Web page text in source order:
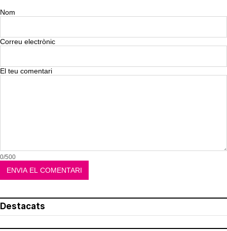
Nom
Correu electrònic
El teu comentari
0/500
Destacats